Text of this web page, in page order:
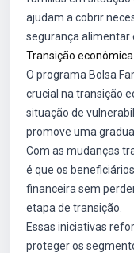
ajudam a cobrir
segurança alimentar
Transição
O programa Bolsa
crucial na transição
situação de
promove uma
Com as mudanças
é que os
financeira sem
etapa de transição.
Essas iniciativas
proteger os